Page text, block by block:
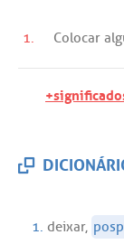
1. Colocar
1. deixar,